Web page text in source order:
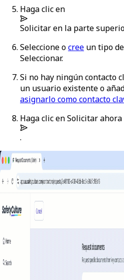
Haga clic en
Solicitaren la parte
Seleccione ocree un tipo
Seleccionar.
Si no hay ningún contacto
un usuario existente o
asignarlo como contacto
Haga clic enSolicitar ahora
.